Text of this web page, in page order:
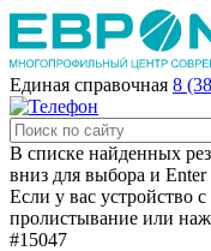
Единая справочная 8
В списке найденных
вниз для выбора и
Если у вас устройство
пролистывание или
#15047